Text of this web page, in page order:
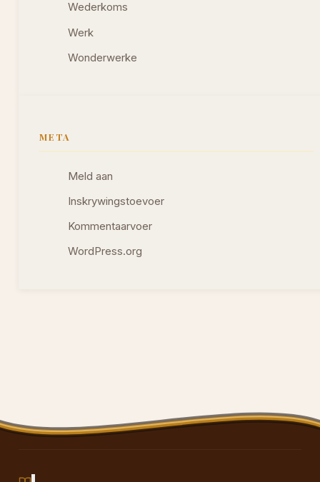
Wederkoms
Werk
Wonderwerke
META
Meld aan
Inskrywingstoevoer
Kommentaarvoer
WordPress.org